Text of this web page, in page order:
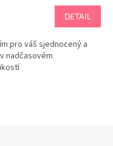
DETAIL
pro váš sjednocený a
nadčasovém